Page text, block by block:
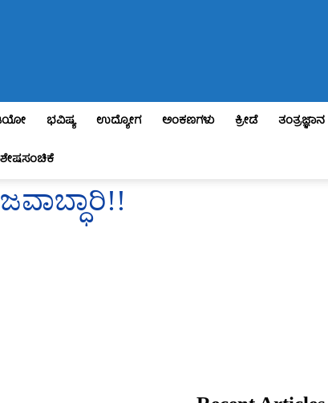
ಭವಿಷ್ಯ ಉದ್ಯೋಗ ಅಂಕಣಗಳು ಕ್ರೀಡೆ ತಂತ್ರಜ್ಞಾನ